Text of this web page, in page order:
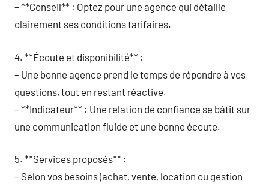
– **Conseil** : Optez pour une agence qui détaille
clairement ses conditions tarifaires.
4. **Écoute et disponibilité** :
– Une bonne agence prend le temps de répondre à vos
questions, tout en restant réactive.
– **Indicateur** : Une relation de confiance se bâtit sur
une communication fluide et une bonne écoute.
5. **Services proposés** :
– Selon vos besoins (achat, vente, location ou gestion